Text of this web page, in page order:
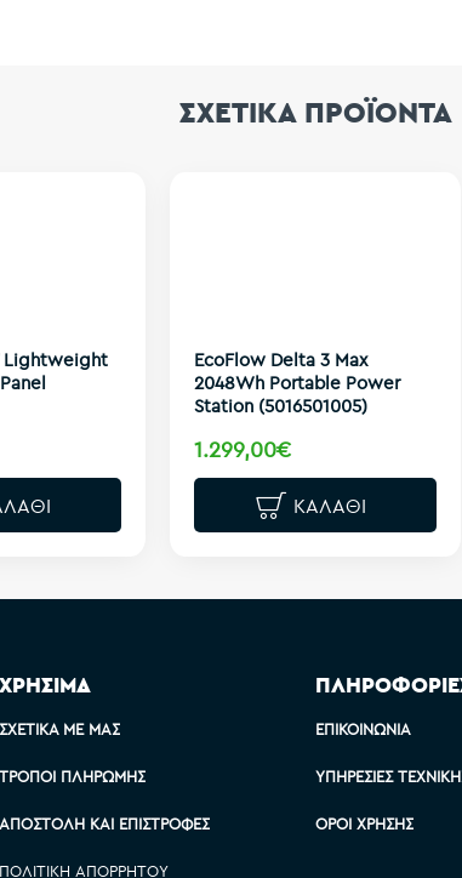
ΣΧΕΤΙΚΑ ΠΡΟΪΟΝΤΑ
Lightweight
EcoFlow Delta 3 Max
2048Wh Portable Power
Station (5016501005)
1.299,00€
ΚΑΛΆΘΙ
ΧΡΗΣΙΜΑ
ΣΧΕΤΙΚΆ ΜΕ ΜΑΣ
ΤΡΌΠΟΙ ΠΛΗΡΩΜΉΣ
ΑΠΟΣΤΟΛΉ ΚΑΙ ΕΠΙΣΤΡΟΦΈΣ
ΠΟΛΙΤΙΚΉ ΑΠΟΡΡΉΤΟΥ
ΕΠΙΚΟΙΝΩΝΊΑ
ΥΠΗΡΕΣΊΕΣ
ΌΡΟΙ ΧΡΉΣΗΣ